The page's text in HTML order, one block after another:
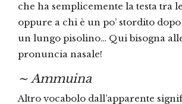
che ha semplicemente la testa tra
oppure a chi è un po’ stordito
un lungo pisolino… Qui bisogna
pronuncia nasale!
∼ Ammuina
Altro vocabolo dall’apparente